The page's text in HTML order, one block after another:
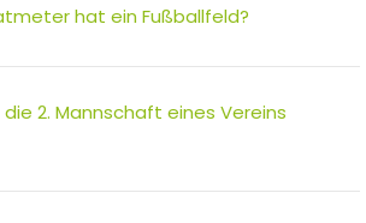
hat ein Fußballfeld?
2. Mannschaft eines Vereins